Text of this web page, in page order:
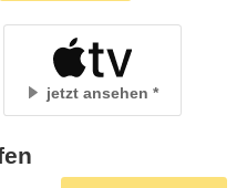
jetzt ansehen